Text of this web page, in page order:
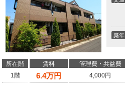
築年
所在階 賃料 管理費・共益費
1階
6.4万円 4,000円